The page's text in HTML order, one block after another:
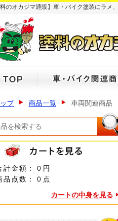
料のオカジマ通販】車・バイク塗装にラメ
ップ 商品一覧 車両関連商品
計金額：
0 円
品点数：
0 点
カートの中身を見る